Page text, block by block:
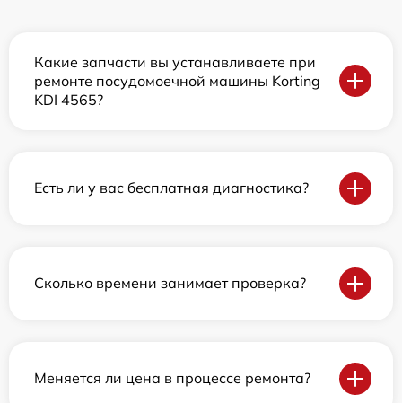
Какие запчасти вы устанавливаете при
ремонте посудомоечной машины Korting
KDI 4565?
Есть ли у вас бесплатная диагностика?
Сколько времени занимает проверка?
Меняется ли цена в процессе ремонта?